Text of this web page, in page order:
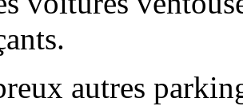
autres